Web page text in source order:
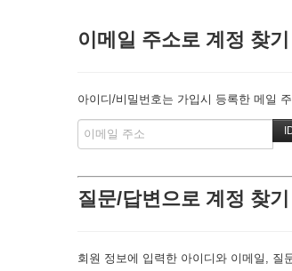
이메일 주소로 계정 찾기
아이디/비밀번호는 가입시 등록한 메일
질문/답변으로 계정 찾기
회원 정보에 입력한 아이디와 이메일, 질